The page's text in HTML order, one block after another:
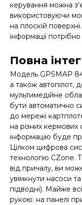
керування можна
використовуючи
на плоскій
інформації
Повна
Модель GPSMAP
а також автопілот,
мультимедійне
бути автоматично
до мережі
на різних кермових
інформацію буде
Цілком цифрова
технологію CZone.
від причалу, ви
увімкнути насоси
підводні). Майже
рукою: на панелі